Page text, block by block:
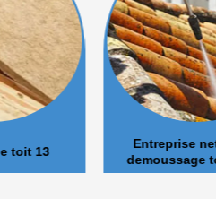
13
Entreprise
demoussage